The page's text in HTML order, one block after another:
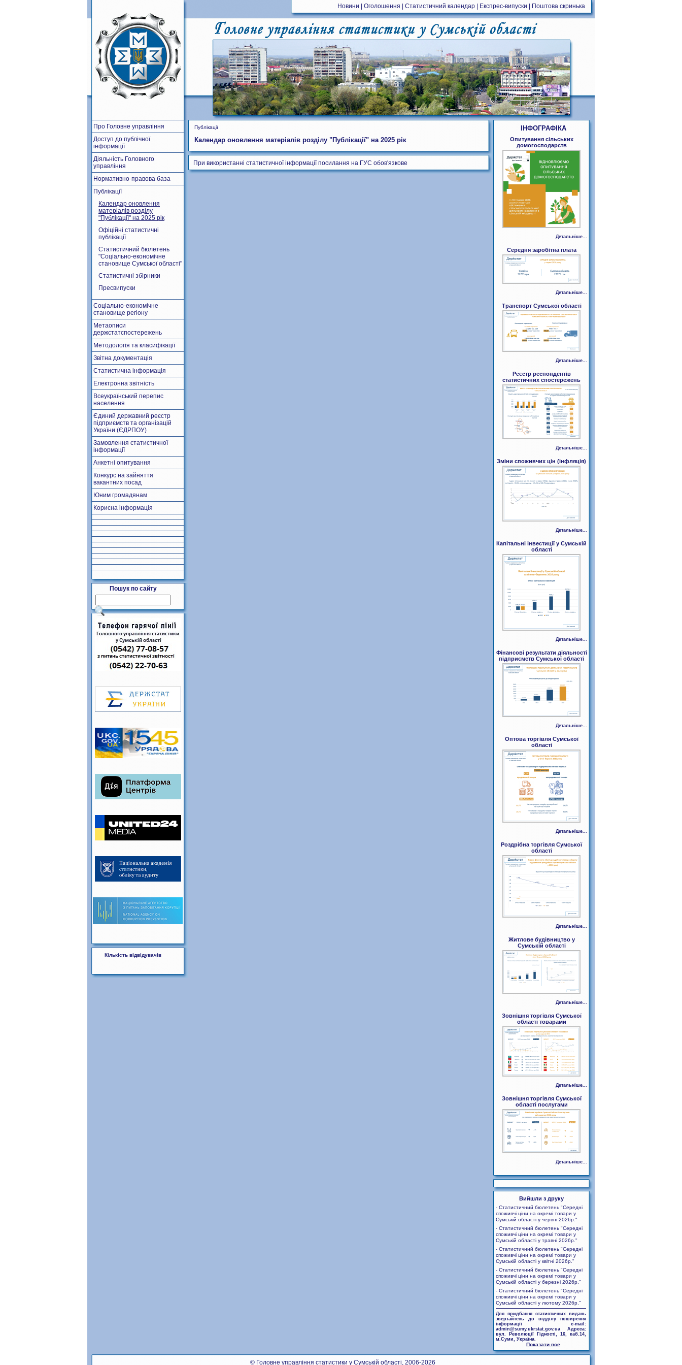
Новини Оголошення Статистичний календар Експрес-випуски Поштова скринька
Про Головне управління
Доступ до публічної
інформації
Діяльність Головного
управління
Нормативно-правова база
Публікації
Календар оновлення
матеріалів розділу
"Публікації" на 2025 рік
Офіційні статистичні
публікації
Статистичний бюлетень
"Соціально-економічне
становище Сумської області"
Статистичні збірники
Пресвипуски
Соціально-економічне
становище регіону
Метаописи
держстатспостережень
Методологія та класифікації
Звітна документація
Статистична інформація
Електронна звітність
Всеукраїнський перепис
населення
Єдиний державний реєстр
підприємств та організацій
України (ЄДРПОУ)
Замовлення статистичної
інформації
Анкетні опитування
Конкурс на зайняття
вакантних посад
Юним громадянам
Корисна інформація
Пошук по сайту
Кількість відвідувачів
Публікації
Календар оновлення матеріалів розділу "Публікації" на 2025 рік
При використанні статистичної інформації посилання на ГУС обов'язкове
ІНФОГРАФІКА
Опитування сільських
домогосподарств
Детальніше...
Середня заробітна плата
Детальніше...
Транспорт Сумської області
Детальніше...
Реєстр респондентів
статистичних спостережень
Детальніше...
Зміни споживчих цін (інфляція)
Детальніше...
Капітальні інвестиції у Сумській
області
Детальніше...
Фінансові результати діяльності
підприємств Сумської області
Детальніше...
Оптова торгівля Сумської
області
Детальніше...
Роздрібна торгівля Сумської
області
Детальніше...
Житлове будівництво у
Сумській області
Детальніше...
Зовнішня торгівля Сумської
області товарами
Детальніше...
Зовнішня торгівля Сумської
області послугами
Детальніше...
Вийшли з друку
- Статистичний бюлетень "Середні
споживчі ціни на окремі товари у
Сумській області у червні 2026р."
- Статистичний бюлетень "Середні
споживчі ціни на окремі товари у
Сумській області у травні 2026р."
- Статистичний бюлетень "Середні
споживчі ціни на окремі товари у
Сумській області у квітні 2026р."
- Статистичний бюлетень "Середні
споживчі ціни на окремі товари у
Сумській області у березні 2026р."
- Статистичний бюлетень "Середні
споживчі ціни на окремі товари у
Сумській області у лютому 2026р."
Для придбання статистичних видань
звертайтесь до відділу поширення
інформації e-mail:
admin@sumy.ukrstat.gov.ua Адреса:
вул. Революції Гідності, 16, каб.14,
м.Суми, Україна.
Показати все
© Головне управління статистики у Сумській області, 2006-2026